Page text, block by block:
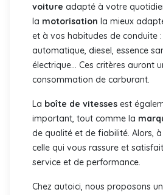
voiture adapté à votre
la motorisation la mieux
et à vos habitudes de conduite :
automatique, diesel, essence
électrique... Ces critères auront
consommation de carburant.
La boîte de vitesses est
important, tout comme la
de qualité et de fiabilité. Alors,
celle qui vous rassure et
service et de performance.
Chez autoici, nous proposons